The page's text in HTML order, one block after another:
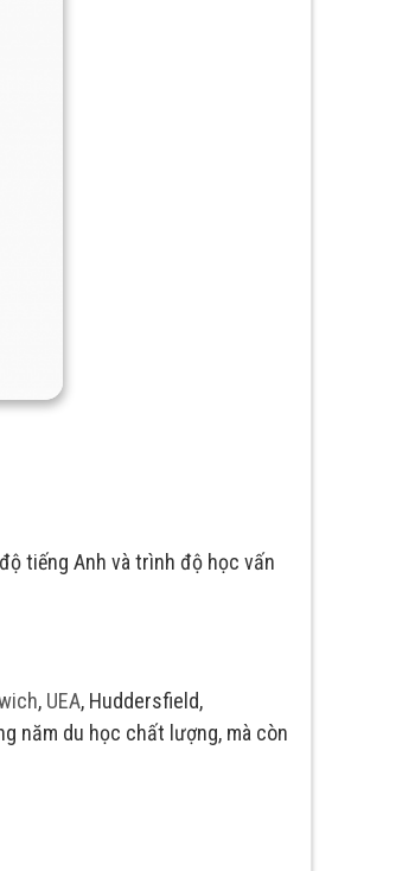
tiếng Anh và trình độ học vấn
, UEA, Huddersfield,
năm du học chất lượng, mà còn